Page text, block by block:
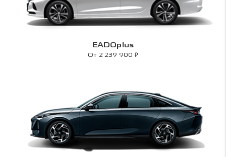
EADOplus
От 2 239 900 ₽